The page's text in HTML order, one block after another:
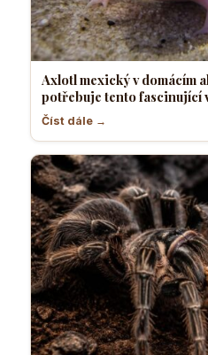
Axlotl mexický v domácím
potřebuje tento fascinující
Číst dále →